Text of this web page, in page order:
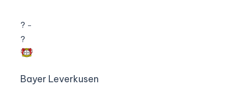
? –
?
Bayer Leverkusen